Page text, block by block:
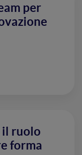
per
il ruolo
forma